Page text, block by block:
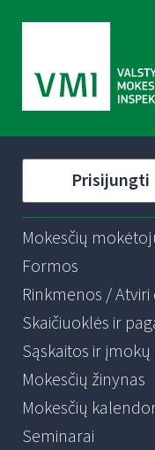
Prisijungti
Mokesčių
Formos
Rinkmenos /
Skaičiuoklės ir
Sąskaitos ir
Mokesčių žinynas
Mokesčių
Seminarai